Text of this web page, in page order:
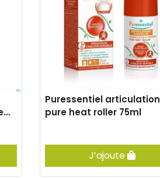
Puressentiel articulation
pure heat roller 75ml
J’ajoute